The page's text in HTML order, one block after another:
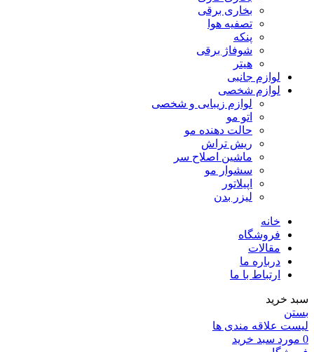
بخاری برقی
تصفیه هوا
پنکه
شوفاژ برقی
هیتر
لوازم جانبی
لوازم شخصی
لوازم زیبایی و شخصی
اتو مو
حالت دهنده مو
ریش تراش
ماشین اصلاح سر
سشوار مو
اپیلاتور
لیزر بدن
خانه
فروشگاه
مقالات
درباره ما
ارتباط با ما
سبد خرید
بستن
لیست علاقه مندی ها
0 مورد سبد خرید